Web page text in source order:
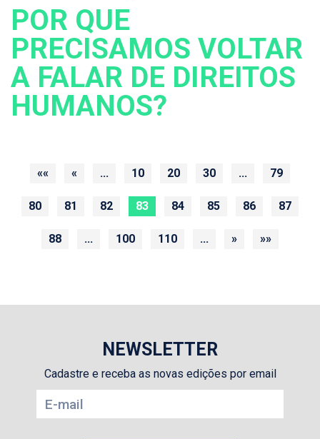
POR QUE
PRECISAMOS VOLTAR
A FALAR DE DIREITOS
HUMANOS?
«« « ... 10 20 30 ... 79
80 81 82 83 84 85 86 87
88 ... 100 110 ... » »»
NEWSLETTER
Cadastre e receba as novas edições por email